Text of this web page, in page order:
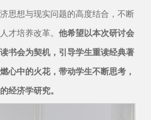
思想与现实问题的高度结合，不断
才培养改革。 他希望以本次研讨会
书会为契机，引导学生重读经典著
心中的火花，带动学生不断思考，
经济学研究。